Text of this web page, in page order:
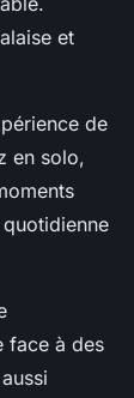
et
de
en solo,
face à des